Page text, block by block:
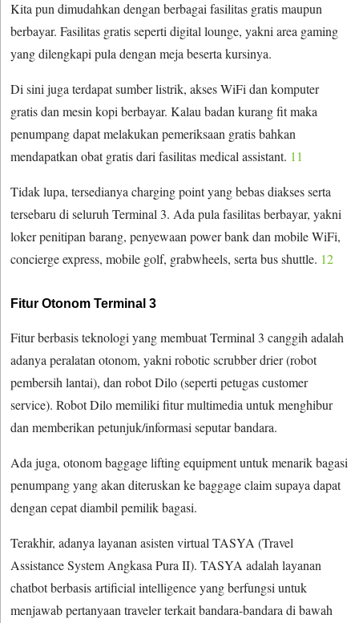
Kita pun dimudahkan dengan berbagai fasilitas gratis maupun
berbayar. Fasilitas gratis seperti digital lounge, yakni area gaming
yang dilengkapi pula dengan meja beserta kursinya.
Di sini juga terdapat sumber listrik, akses WiFi dan komputer
gratis dan mesin kopi berbayar. Kalau badan kurang fit maka
penumpang dapat melakukan pemeriksaan gratis bahkan
mendapatkan obat gratis dari fasilitas medical assistant. 11
Tidak lupa, tersedianya charging point yang bebas diakses serta
tersebaru di seluruh Terminal 3. Ada pula fasilitas berbayar, yakni
loker penitipan barang, penyewaan power bank dan mobile WiFi,
concierge express, mobile golf, grabwheels, serta bus shuttle. 12
Fitur Otonom Terminal 3
Fitur berbasis teknologi yang membuat Terminal 3 canggih adalah
adanya peralatan otonom, yakni robotic scrubber drier (robot
pembersih lantai), dan robot Dilo (seperti petugas customer
service). Robot Dilo memiliki fitur multimedia untuk menghibur
dan memberikan petunjuk/informasi seputar bandara.
Ada juga, otonom baggage lifting equipment untuk menarik bagasi
penumpang yang akan diteruskan ke baggage claim supaya dapat
dengan cepat diambil pemilik bagasi.
Terakhir, adanya layanan asisten virtual TASYA (Travel
Assistance System Angkasa Pura II). TASYA adalah layanan
chatbot berbasis artificial intelligence yang berfungsi untuk
menjawab pertanyaan traveler terkait bandara-bandara di bawah